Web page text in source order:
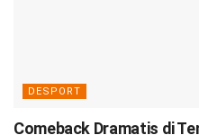
DESPORT
Comeback Dramatis di